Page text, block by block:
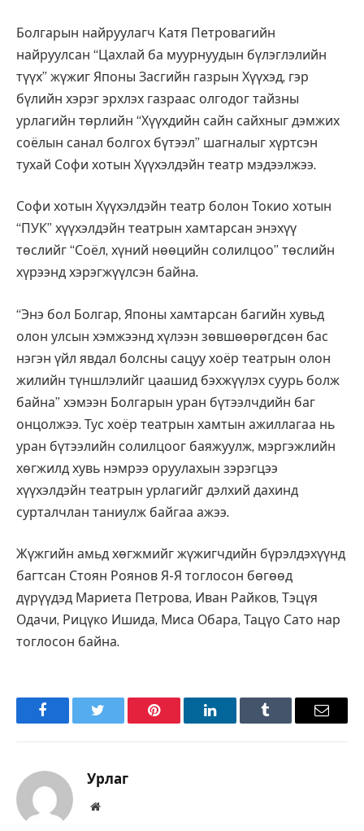
Болгарын найруулагч Катя Петровагийн
найруулсан “Цахлай ба муурнуудын бүлэглэлийн
түүх” жүжиг Японы Засгийн газрын Хүүхэд, гэр
бүлийн хэрэг эрхлэх газраас олгодог тайзны
урлагийн төрлийн “Хүүхдийн сайн сайхныг дэмжих
соёлын санал болгох бүтээл” шагналыг хүртсэн
тухай Софи хотын Хүүхэлдэйн театр мэдээлжээ.
Софи хотын Хүүхэлдэйн театр болон Токио хотын
“ПУК” хүүхэлдэйн театрын хамтарсан энэхүү
төслийг “Соёл, хүний нөөцийн солилцоо” төслийн
хүрээнд хэрэгжүүлсэн байна.
“Энэ бол Болгар, Японы хамтарсан багийн хувьд
олон улсын хэмжээнд хүлээн зөвшөөрөгдсөн бас
нэгэн үйл явдал болсны сацуу хоёр театрын олон
жилийн түншлэлийг цаашид бэхжүүлэх суурь болж
байна” хэмээн Болгарын уран бүтээлчдийн баг
онцолжээ. Тус хоёр театрын хамтын ажиллагаа нь
уран бүтээлийн солилцоог баяжуулж, мэргэжлийн
хөгжилд хувь нэмрээ оруулахын зэрэгцээ
хүүхэлдэйн театрын урлагийг дэлхий дахинд
сурталчлан таниулж байгаа ажээ.
Жүжгийн амьд хөгжмийг жүжигчдийн бүрэлдэхүүнд
багтсан Стоян Роянов Я-Я тоглосон бөгөөд
дүрүүдэд Мариета Петрова, Иван Райков, Тэцүя
Одачи, Рицүко Ишида, Миса Обара, Тацүо Сато нар
тоглосон байна.
FacebookTwitter Pinterest LinkedInTumblr Имэйл
Урлаг
Вэбсайт